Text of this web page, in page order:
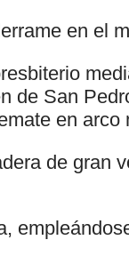
en el
de San
en arco
de gran